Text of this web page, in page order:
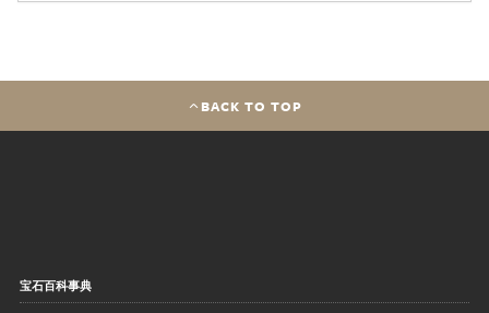
BACK TO TOP
宝石百科事典